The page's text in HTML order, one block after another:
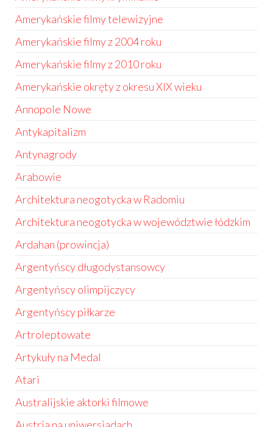
Amerykańskie filmy telewizyjne
Amerykańskie filmy z 2004 roku
Amerykańskie filmy z 2010 roku
Amerykańskie okręty z okresu XIX wieku
Annopole Nowe
Antykapitalizm
Antynagrody
Arabowie
Architektura neogotycka w Radomiu
Architektura neogotycka w województwie łódzkim
Ardahan (prowincja)
Argentyńscy długodystansowcy
Argentyńscy olimpijczycy
Argentyńscy piłkarze
Artroleptowate
Artykuły na Medal
Atari
Australijskie aktorki filmowe